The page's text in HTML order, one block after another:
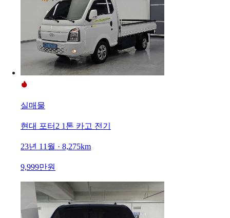
실매물
현대 포터2 1톤 카고 전기
23년 11월 · 8,275km
9,999만원